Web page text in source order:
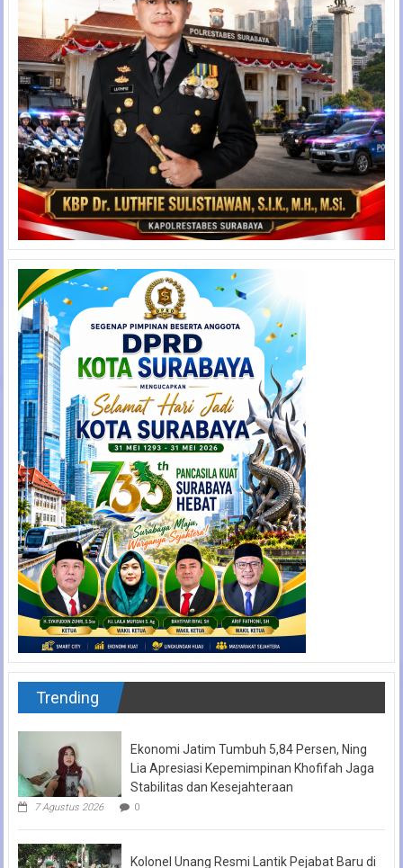
Trending
Ekonomi Jatim Tumbuh 5,84 Persen, Ning
Lia Apresiasi Kepemimpinan Khofifah Jaga
Stabilitas dan Kesejahteraan
7 Agustus 2026 0
Kolonel Unang Resmi Lantik Pejabat Baru di